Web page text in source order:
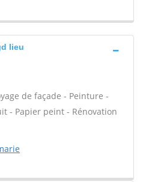
lieu
de façade - Peinture -
- Papier peint - Rénovation